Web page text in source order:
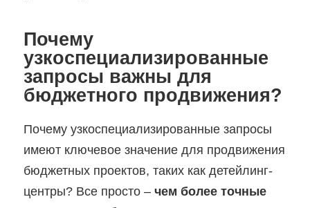
Почему
узкоспециализированные
запросы важны для
бюджетного продвижения?
Почему узкоспециализированные запросы
имеют ключевое значение для продвижения
бюджетных проектов, таких как детейлинг-
центры? Все просто – чем более точные